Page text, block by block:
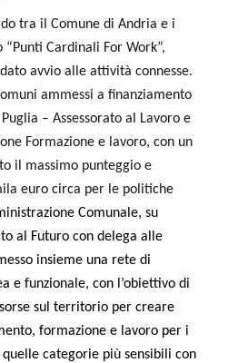
tra il Comune di Andria e i
Cardinali For Work”,
avvio alle attività connesse.
ammessi a finanziamento
– Assessorato al Lavoro e
Formazione e lavoro, con un
il massimo punteggio e
euro circa per le politiche
Comunale, su
al Futuro con delega alle
insieme una rete di
e funzionale, con l’obiettivo di
sul territorio per creare
formazione e lavoro per i
categorie più sensibili con